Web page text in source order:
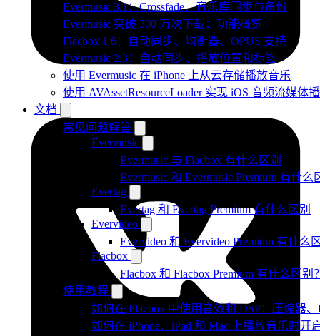
Evermusic 3.1：Crossfade、音乐库同步与备份
Evermusic 突破 300 万次下载：功能概览
Flacbox 1.6：自动同步、均衡器、OPUS 支持
Evermusic 2.3：自动同步、播放位置和标签
使用 Evermusic 在 iPhone 上从云存储播放音乐
使用 AVAssetResourceLoader 实现 iOS 音频流媒体
文档
常见问题解答
Evermusic
Evermusic 与 Flacbox 有什么区别
Evermusic 和 Evermusic Premium 有什么
Evertag
Evertag 和 Evertag Premium 有什么区别
Evervideo
Evervideo 和 Evervideo Premium 有什么
Flacbox
Flacbox 和 Flacbox Premium 有什么区别
使用教程
如何在 Flacbox 中使用音效和 DSP：压缩器
如何在 iPhone、iPad 和 Mac 上播放音乐时开